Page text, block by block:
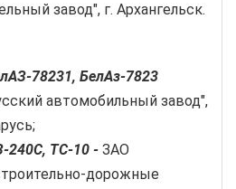
завод", г. Архангельск.
78231, БелАз-7823
автомобильный завод",
240С, ТС-10 - ЗАО
дорожные